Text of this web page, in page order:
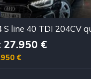
S line 40 TDI 204CV
27.950 €
€